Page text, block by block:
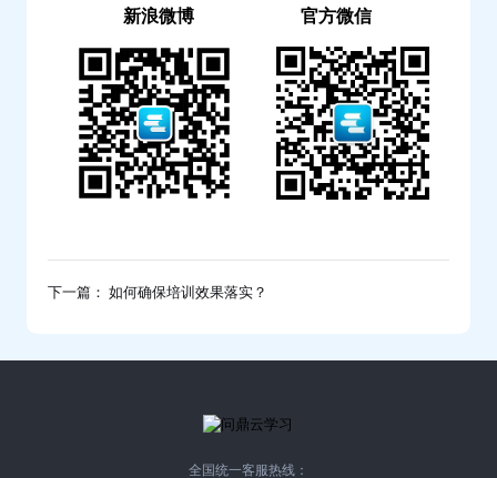
新浪微博
官方微信
下一篇： 如何确保培训效果落实？
全国统一客服热线：